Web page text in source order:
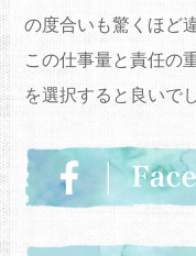
の度合いも驚くほど
この仕事量と責任の
を選択すると良いで